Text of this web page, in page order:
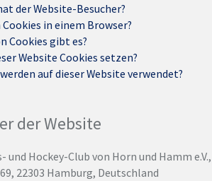
der Website-Besucher?
in einem Browser?
Cookies gibt es?
Website Cookies setzen?
auf dieser Website verwendet?
der Website
und Hockey-Club von Horn und Hamm e.V.,
22303 Hamburg, Deutschland